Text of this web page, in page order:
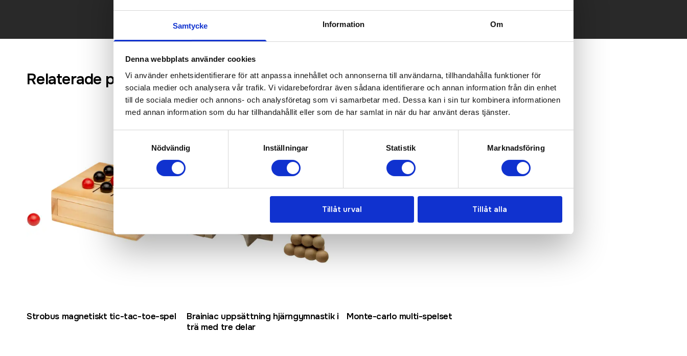
Samtycke Information Om
Denna webbplats använder cookies
Vi använder enhetsidentifierare för att anpassa innehållet och annonserna till användarna, tillhandahålla funktioner för
sociala medier och analysera vår trafik. Vi vidarebefordrar även sådana identifierare och annan information från din enhet
till de sociala medier och annons- och analysföretag som vi samarbetar med. Dessa kan i sin tur kombinera informationen
med annan information som du har tillhandahållit eller som de har samlat in när du har använt deras tjänster.
Nödvändig
Inställningar Statistik Marknadsföring
Tillåt urval Tillåt alla
KONTAKTA OSS
Relaterade produkter
Strobus magnetiskt tic-tac-toe-spel
Brainiac uppsättning hjärngymnastik i
trä med tre delar
Monte-carlo multi-spelset